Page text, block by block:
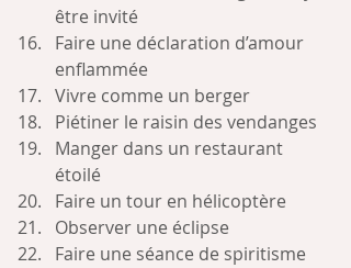
être invité
Faire une déclaration d’amour
enflammée
Vivre comme un berger
Piétiner le raisin des vendanges
Manger dans un restaurant
étoilé
Faire un tour en hélicoptère
Observer une éclipse
Faire une séance de spiritisme